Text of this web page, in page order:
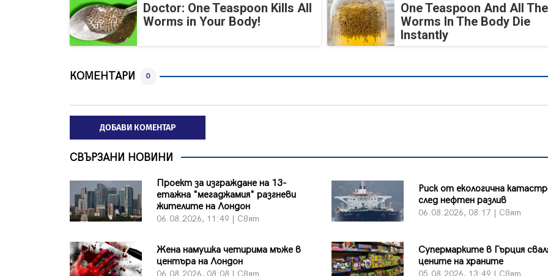
Doctor: One Teaspoon Kills All
Worms in Your Body!
One Teaspoon And All The
Worms In The Body Die
Instantly
КОМЕНТАРИ 0
ДОБАВИ КОМЕНТАР
СВЪРЗАНИ НОВИНИ
Проект за изграждане на 13-
етажна "мегаджамия" разгневи
жителите на Лондон
06.08.2026, 11:49 | Свят
Риск от екологична
след нефтен разлив
06.08.2026, 08:17 | Свят
Жена намушка четирима мъже в
центъра на Лондон
Супермарките в Гърция
цените на храните